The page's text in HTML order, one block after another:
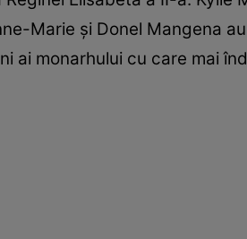
Marie şi Donel Mangena
ai monarhului cu care mai